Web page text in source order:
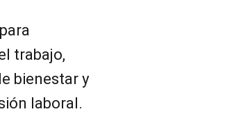
trabajo,
bienestar y
laboral.